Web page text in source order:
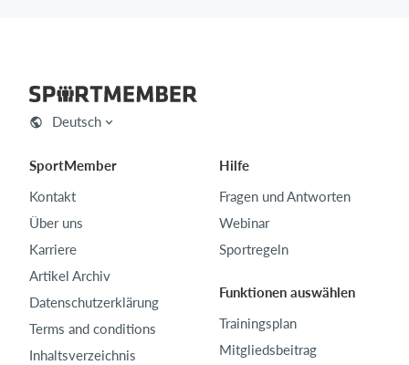
Deutsch
SportMember
Kontakt
Über uns
Karriere
Artikel Archiv
Datenschutzerklärung
Terms and conditions
Inhaltsverzeichnis
Hilfe
Fragen und Antworten
Webinar
Sportregeln
Funktionen auswählen
Trainingsplan
Mitgliedsbeitrag